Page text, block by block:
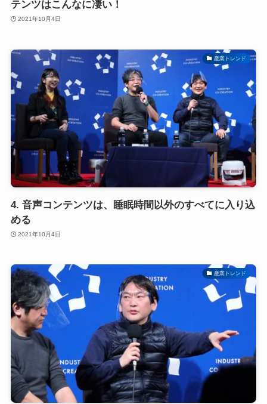
テンツはこんなに凄い！
2021年10月4日
産業トレンド
4. 音声コンテンツは、睡眠時間以外のすべてに入り込
める
2021年10月4日
産業トレンド